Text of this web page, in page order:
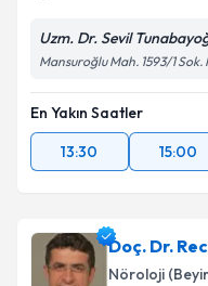
Uzm. Dr. Sevil
Mansuroğlu Mah. 1593/1
En Yakın Saatler
13:30
15:00
Doç. Dr.
Nöroloji